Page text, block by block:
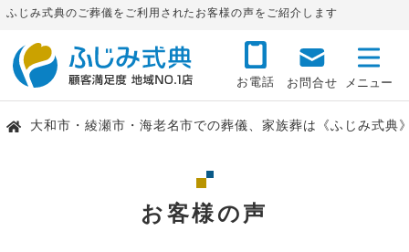
ふじみ式典のご葬儀をご利用されたお客様の声をご紹介します
お電話 お問合せ
大和市・綾瀬市・海老名市での葬儀、家族葬は《ふじみ式典
お客様の声